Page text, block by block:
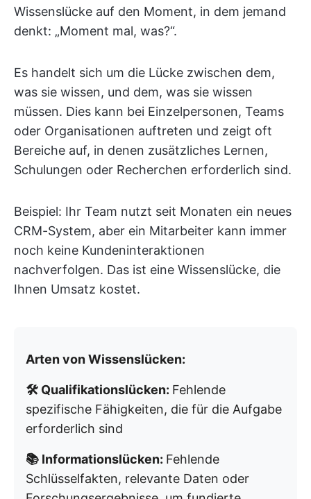
Wissenslücke auf den Moment, in dem jemand
denkt: „Moment mal, was?“.
Es handelt sich um die Lücke zwischen dem,
was sie wissen, und dem, was sie wissen
müssen. Dies kann bei Einzelpersonen, Teams
oder Organisationen auftreten und zeigt oft
Bereiche auf, in denen zusätzliches Lernen,
Schulungen oder Recherchen erforderlich sind.
Beispiel: Ihr Team nutzt seit Monaten ein neues
CRM-System, aber ein Mitarbeiter kann immer
noch keine Kundeninteraktionen
nachverfolgen. Das ist eine Wissenslücke, die
Ihnen Umsatz kostet.
Arten von Wissenslücken:
🛠️ Qualifikationslücken: Fehlende
spezifische Fähigkeiten, die für die Aufgabe
erforderlich sind
📚 Informationslücken: Fehlende
Schlüsselfakten, relevante Daten oder